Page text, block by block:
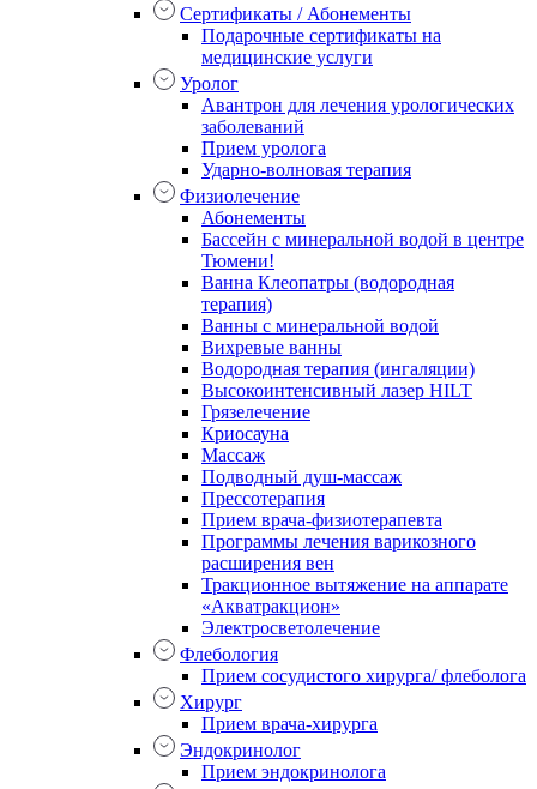
Сертификаты / Абонементы
Подарочные сертификаты на
медицинские услуги
Уролог
Авантрон для лечения урологических
заболеваний
Прием уролога
Ударно-волновая терапия
Физиолечение
Абонементы
Бассейн с минеральной водой в центре
Тюмени!
Ванна Клеопатры (водородная
терапия)
Ванны с минеральной водой
Вихревые ванны
Водородная терапия (ингаляции)
Высокоинтенсивный лазер HILT
Грязелечение
Криосауна
Массаж
Подводный душ-массаж
Прессотерапия
Прием врача-физиотерапевта
Программы лечения варикозного
расширения вен
Тракционное вытяжение на аппарате
«Акватракцион»
Электросветолечение
Флебология
Прием сосудистого хирурга/ флеболога
Хирург
Прием врача-хирурга
Эндокринолог
Прием эндокринолога